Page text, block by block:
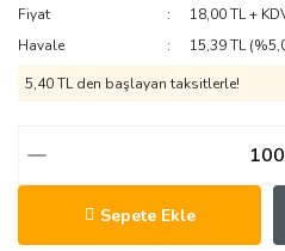
Fiyat
18,00 TL +
Havale
15,39 TL
5,40 TL den başlayan taksitlerle!
Sepete Ekle